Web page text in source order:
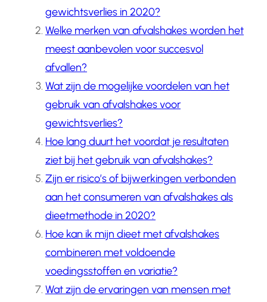
gewichtsverlies in 2020?
Welke merken van afvalshakes worden het
meest aanbevolen voor succesvol
afvallen?
Wat zijn de mogelijke voordelen van het
gebruik van afvalshakes voor
gewichtsverlies?
Hoe lang duurt het voordat je resultaten
ziet bij het gebruik van afvalshakes?
Zijn er risico’s of bijwerkingen verbonden
aan het consumeren van afvalshakes als
dieetmethode in 2020?
Hoe kan ik mijn dieet met afvalshakes
combineren met voldoende
voedingsstoffen en variatie?
Wat zijn de ervaringen van mensen met